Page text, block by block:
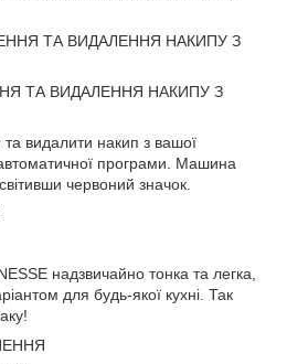
ТА ВИДАЛЕННЯ НАКИПУ З
видалити накип з вашої
програми. Машина
червоний значок.
надзвичайно тонка та легка,
для будь-якої кухні. Так